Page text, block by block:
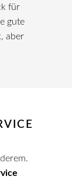
für
gute
aber